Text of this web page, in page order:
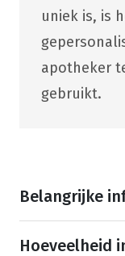
uniek is, is
apotheker
gebruikt.
Belangrijke
Hoeveelheid